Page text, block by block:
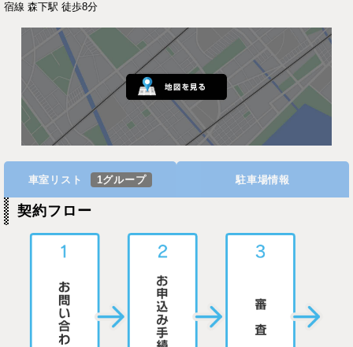
宿線 森下駅 徒歩8分
車室リスト 1グループ 駐車場情報
契約フロー